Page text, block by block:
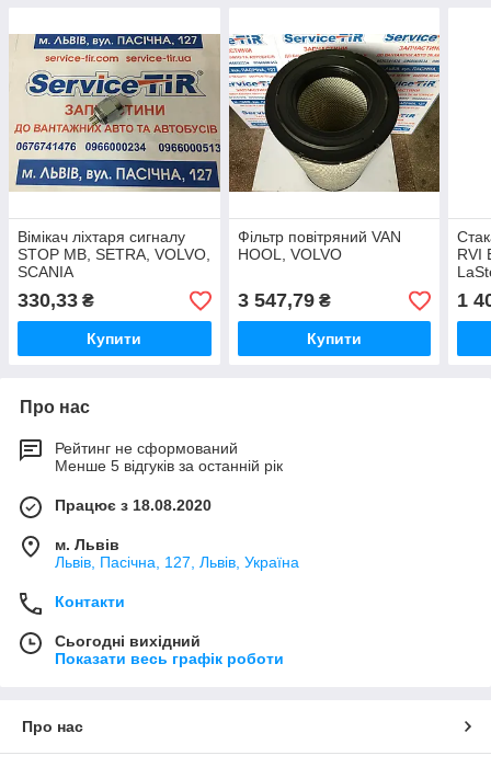
Вімікач ліхтаря сигналу
STOP MB, SETRA, VOLVO,
SCANIA
330,33 ₴
Купити
Фільтр повітряний VAN
HOOL, VOLVO
3 547,79₴
Купити
RVI
1
Про нас
Рейтинг не сформований
Менше 5 відгуків за останній рік
Працює з 18.08.2020
м. Львів
Львів, Пасічна, 127, Львів, Україна
Контакти
Сьогодні вихідний
Показати весь графік роботи
Про нас